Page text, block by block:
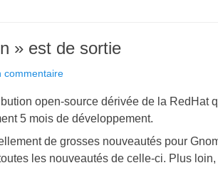
» est de sortie
commentaire
open-source dérivée de la RedHat
5 mois de développement.
de grosses nouveautés pour
les nouveautés de celle-ci. Plus